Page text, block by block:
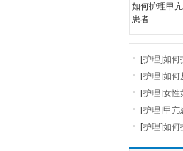
[护理]如何
[护理]如何
[护理]女性
[护理]甲亢
[护理]如何